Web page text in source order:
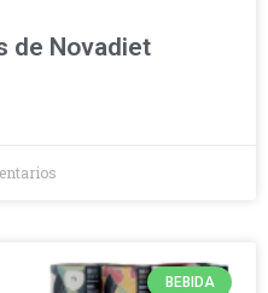
de Novadiet
BEBIDA